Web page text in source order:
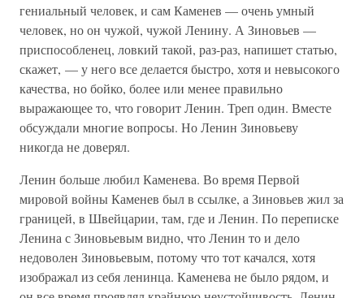
гениальный человек, и сам Каменев — очень умный
человек, но он чужой, чужой Ленину. А Зиновьев —
приспособленец, ловкий такой, раз-раз, напишет статью,
скажет, — у него все делается быстро, хотя и невысокого
качества, но бойко, более или менее правильно
выражающее то, что говорит Ленин. Треп один. Вместе
обсуждали многие вопросы. Но Ленин Зиновьеву
никогда не доверял.
Ленин больше любил Каменева. Во время Первой
мировой войны Каменев был в ссылке, а Зиновьев жил за
границей, в Швейцарии, там, где и Ленин. По переписке
Ленина с Зиновьевым видно, что Ленин то и дело
недоволен Зиновьевым, потому что тот качался, хотя
изображал из себя ленинца. Каменева не было рядом, и